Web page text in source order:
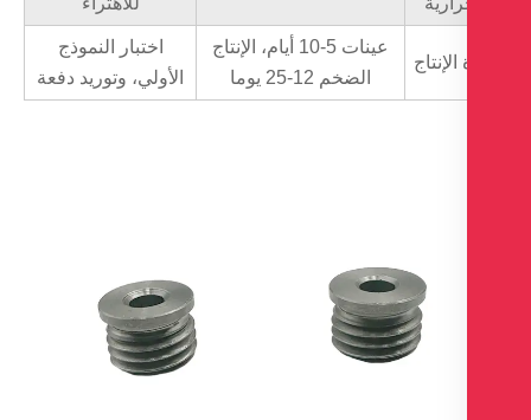
عينات 5-10 أيام، الإنتاج
الضخم 12-25 يوما
اختبار النموذج
الأولي، وتوريد دفعة